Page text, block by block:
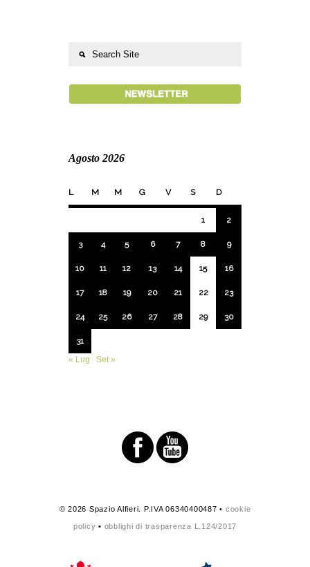
Agosto 2026
L M M G V S D
1 2
3 4 5 6 7 8 9
10 11 12 13 14 15 16
17 18 19 20 21 22 23
24 25 26 27 28 29 30
31
« Lug
Set »
© 2026 Spazio Alfieri. P.IVA 06340400487 • cookie
policy • obblighi di trasparenza L.124/2017